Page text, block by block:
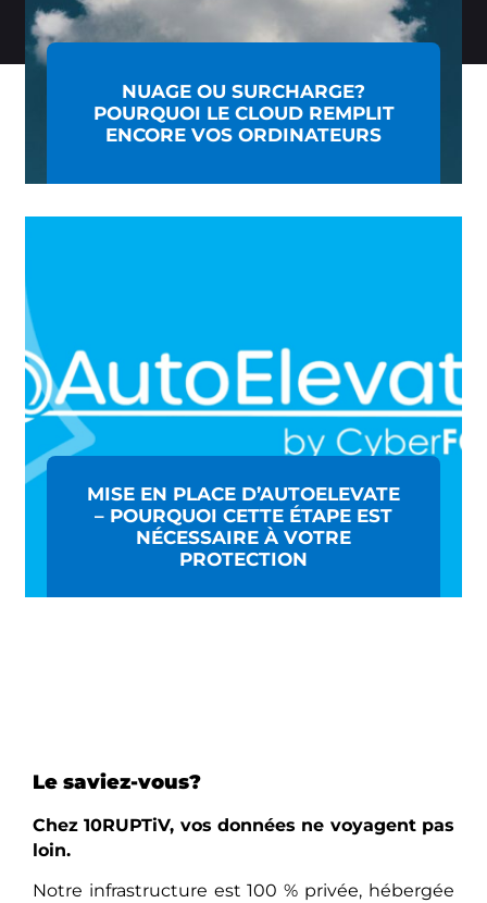
NUAGE OU SURCHARGE?
POURQUOI LE CLOUD REMPLIT
ENCORE VOS ORDINATEURS
MISE EN PLACE D’AUTOELEVATE
– POURQUOI CETTE ÉTAPE EST
NÉCESSAIRE À VOTRE
PROTECTION
Le saviez-vous?
Chez 10RUPTiV, vos données ne voyagent pas
loin.
Notre infrastructure est 100 % privée, hébergée